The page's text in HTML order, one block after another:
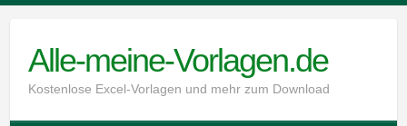
contentAlle-meine-Vorlagen.de
Kostenlose Excel-Vorlagen und mehr zum Download